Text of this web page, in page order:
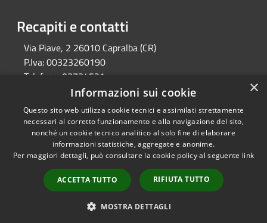
Recapiti e contatti
Via Piave, 2 26010 Capralba (CR)
P.Iva:00323260190
Telefono: 03734521
segreteria@comune.capralba.cr.it
Pec:
pec@pec.comune.capralba.cr.it
Accessibilità
Copyright © 2026 • Comune di
Capralba • Powered by
Municipium•
Accesso
redazione
×
Informazioni sui cookie
Questo sito web utilizza cookie tecnici e assimilati strettamente
necessari al corretto funzionamento e alla navigazione del sito,
nonché un cookie tecnico analitico al solo fine di elaborare
informazioni statistiche, aggregate e anonime.
Per maggiori dettagli, può consultare la cookie policy al seguente link
ACCETTA TUTTO RIFIUTA TUTTO
MOSTRA DETTAGLI